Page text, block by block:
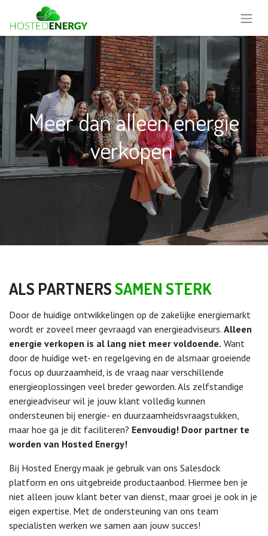
Meer dan alleen energie
verkopen
ALS PARTNERSSAMEN STERK​​
Door de huidige ontwikkelingen op de zakelijke energiemarkt
wordt er zoveel meer gevraagd van energieadviseurs. Alleen
energie verkopen is al lang niet meer voldoende. Want
door de huidige wet- en regelgeving en de alsmaar groeiende
focus op duurzaamheid, is de vraag naar verschillende
energieoplossingen veel breder geworden. Als zelfstandige
energieadviseur wil je jouw klant volledig kunnen
ondersteunen bij energie- en duurzaamheidsvraagstukken,
maar hoe ga je dit faciliteren? Eenvoudig! Door partner te
worden van Hosted Energy!
Bij Hosted Energy maak je gebruik van ons Salesdock
platform en ons uitgebreide productaanbod. Hiermee ben je
niet alleen jouw klant beter van dienst, maar groei je ook in je
eigen expertise. Met de ondersteuning van ons team
specialisten werken we samen aan jouw succes!